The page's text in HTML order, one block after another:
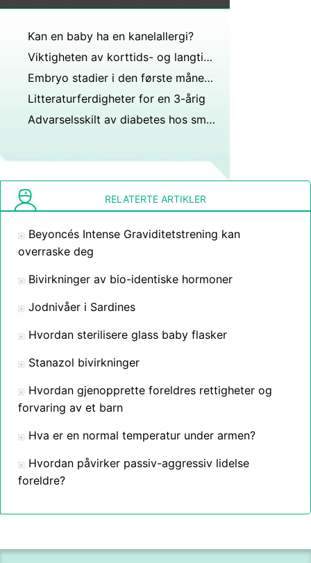
Kan en baby ha en kanelallergi?
Viktigheten av korttids- og langtidsminne i Childrens Development
Embryo stadier i den første måneden av graviditeten
Litteraturferdigheter for en 3-årig
Advarselsskilt av diabetes hos småbarn
RELATERTE ARTIKLER
Beyoncés Intense Graviditetstrening kan
overraske deg
Bivirkninger av bio-identiske hormoner
Jodnivåer i Sardines
Hvordan sterilisere glass baby flasker
Stanazol bivirkninger
Hvordan gjenopprette foreldres rettigheter og
forvaring av et barn
Hva er en normal temperatur under armen?
Hvordan påvirker passiv-aggressiv lidelse
foreldre?